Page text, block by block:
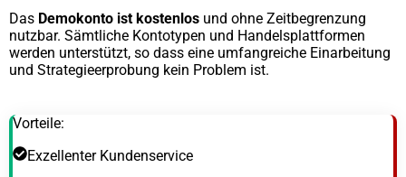
Das Demokonto ist kostenlos und ohne Zeitbegrenzung
nutzbar. Sämtliche Kontotypen und Handelsplattformen
werden unterstützt, so dass eine umfangreiche Einarbeitung
und Strategieerprobung kein Problem ist.
Vorteile:
Exzellenter Kundenservice